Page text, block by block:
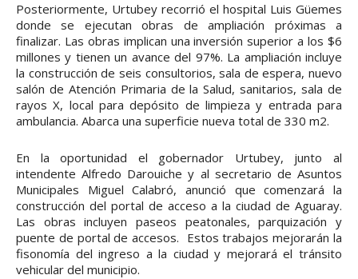
Posteriormente, Urtubey recorrió el hospital Luis Güemes
donde se ejecutan obras de ampliación próximas a
finalizar. Las obras implican una inversión superior a los $6
millones y tienen un avance del 97%. La ampliación incluye
la construcción de seis consultorios, sala de espera, nuevo
salón de Atención Primaria de la Salud, sanitarios, sala de
rayos X, local para depósito de limpieza y entrada para
ambulancia. Abarca una superficie nueva total de 330 m2.
En la oportunidad el gobernador Urtubey, junto al
intendente Alfredo Darouiche y al secretario de Asuntos
Municipales Miguel Calabró, anunció que comenzará la
construcción del portal de acceso a la ciudad de Aguaray.
Las obras incluyen paseos peatonales, parquización y
puente de portal de accesos. Estos trabajos mejorarán la
fisonomía del ingreso a la ciudad y mejorará el tránsito
vehicular del municipio.